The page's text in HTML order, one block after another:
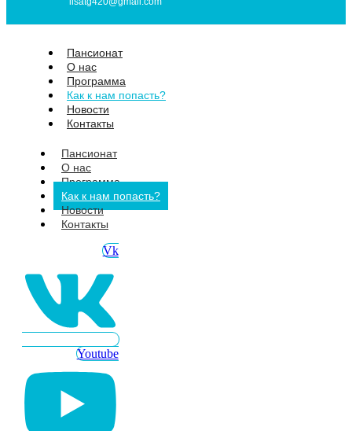
Пансионат
О нас
Программа
Как к нам попасть?
Новости
Контакты
Пансионат
О нас
Программа
Как к нам попасть?
Новости
Контакты
Vk
Youtube